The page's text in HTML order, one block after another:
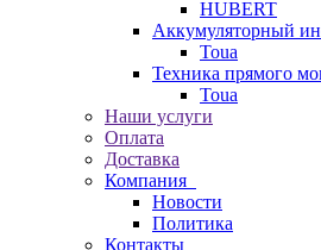
HUBERT
Аккумуляторный
Toua
Техника прямого
Toua
Наши услуги
Оплата
Доставка
Компания
Новости
Политика
Контакты